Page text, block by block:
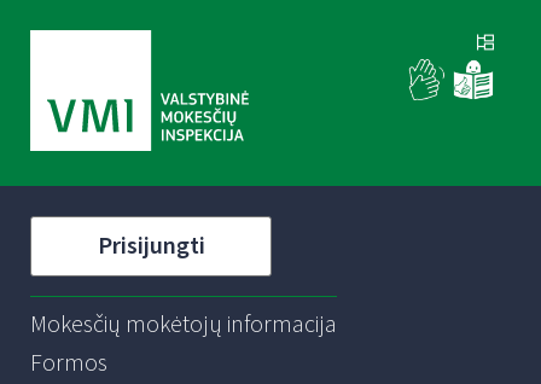
Prisijungti
Mokesčių mokėtojų informacija
Formos